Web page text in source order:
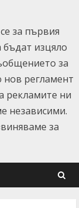
за първия
изцяло
за
нов регламент
рекламите ни
независими.
за